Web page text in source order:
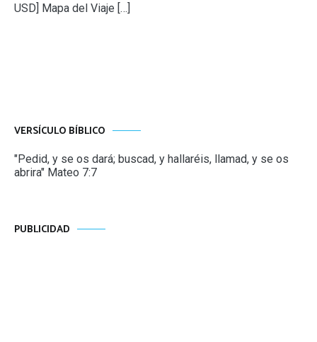
USD] Mapa del Viaje […]
VERSÍCULO BÍBLICO
"Pedid, y se os dará; buscad, y hallaréis, llamad, y se os
abrira" Mateo 7:7
PUBLICIDAD